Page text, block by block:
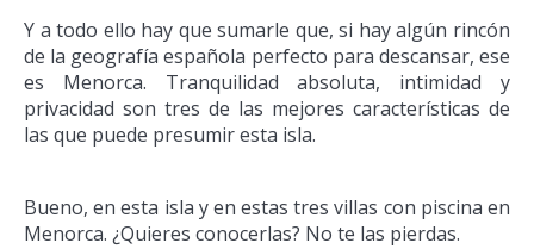
Y a todo ello hay que sumarle que, si hay algún rincón
de la geografía española perfecto para descansar, ese
es Menorca. Tranquilidad absoluta, intimidad y
privacidad son tres de las mejores características de
las que puede presumir esta isla.
Bueno, en esta isla y en estas tres villas con piscina en
Menorca. ¿Quieres conocerlas? No te las pierdas.